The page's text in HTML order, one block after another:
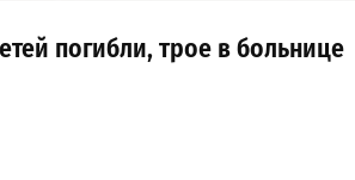
погибли, трое в больнице